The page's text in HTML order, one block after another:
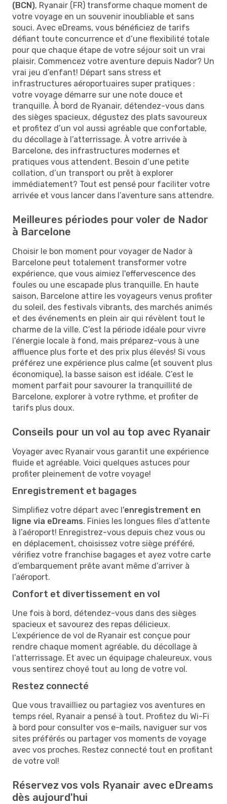
(BCN), Ryanair (FR) transforme chaque moment de
votre voyage en un souvenir inoubliable et sans
souci. Avec eDreams, vous bénéficiez de tarifs
défiant toute concurrence et d’une flexibilité totale
pour que chaque étape de votre séjour soit un vrai
plaisir. Commencez votre aventure depuis Nador? Un
vrai jeu d’enfant! Départ sans stress et
infrastructures aéroportuaires super pratiques :
votre voyage démarre sur une note douce et
tranquille. À bord de Ryanair, détendez-vous dans
des sièges spacieux, dégustez des plats savoureux
et profitez d’un vol aussi agréable que confortable,
du décollage à l’atterrissage. À votre arrivée à
Barcelone, des infrastructures modernes et
pratiques vous attendent. Besoin d’une petite
collation, d’un transport ou prêt à explorer
immédiatement? Tout est pensé pour faciliter votre
arrivée et vous lancer dans l’aventure sans attendre.
Meilleures périodes pour voler de Nador
à Barcelone
Choisir le bon moment pour voyager de Nador à
Barcelone peut totalement transformer votre
expérience, que vous aimiez l'effervescence des
foules ou une escapade plus tranquille. En haute
saison, Barcelone attire les voyageurs venus profiter
du soleil, des festivals vibrants, des marchés animés
et des événements en plein air qui révèlent tout le
charme de la ville. C’est la période idéale pour vivre
l’énergie locale à fond, mais préparez-vous à une
affluence plus forte et des prix plus élevés! Si vous
préférez une expérience plus calme (et souvent plus
économique), la basse saison est idéale. C’est le
moment parfait pour savourer la tranquillité de
Barcelone, explorer à votre rythme, et profiter de
tarifs plus doux.
Conseils pour un vol au top avec Ryanair
Voyager avec Ryanair vous garantit une expérience
fluide et agréable. Voici quelques astuces pour
profiter pleinement de votre voyage!
Enregistrement et bagages
Simplifiez votre départ avec l'enregistrement en
ligne via eDreams. Finies les longues files d’attente
à l’aéroport! Enregistrez-vous depuis chez vous ou
en déplacement, choisissez votre siège préféré,
vérifiez votre franchise bagages et ayez votre carte
d’embarquement prête avant même d’arriver à
l’aéroport.
Confort et divertissement en vol
Une fois à bord, détendez-vous dans des sièges
spacieux et savourez des repas délicieux.
L’expérience de vol de Ryanair est conçue pour
rendre chaque moment agréable, du décollage à
l’atterrissage. Et avec un équipage chaleureux, vous
vous sentirez choyé tout au long de votre vol.
Restez connecté
Que vous travailliez ou partagiez vos aventures en
temps réel, Ryanair a pensé à tout. Profitez du Wi-Fi
à bord pour consulter vos e-mails, naviguer sur vos
sites préférés ou partager vos moments de voyage
avec vos proches. Restez connecté tout en profitant
de votre vol!
Réservez vos vols Ryanair avec eDreams
dès aujourd'hui